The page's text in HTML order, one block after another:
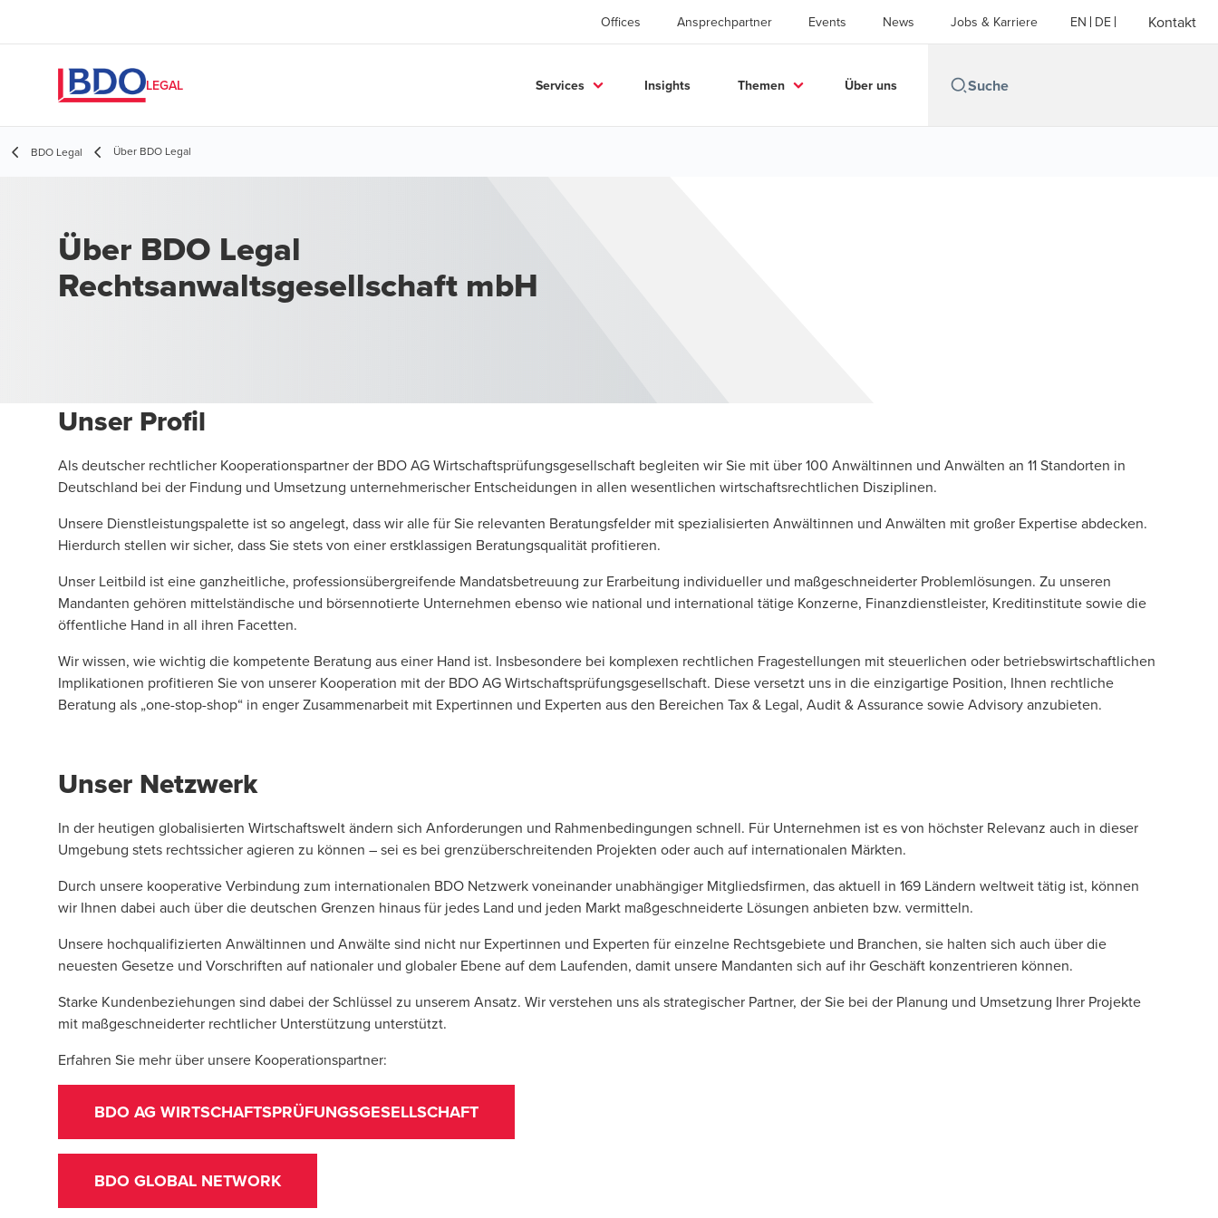
Offices Ansprechpartner Events News Jobs & Karriere EN DE Kontakt
LEGAL Services Insights Themen Über uns
BDO Legal Über BDO Legal
Über BDO Legal
Rechtsanwaltsgesellschaft mbH
Unser Profil
Als deutscher rechtlicher Kooperationspartner der BDO AG Wirtschaftsprüfungsgesellschaft begleiten wir Sie mit über 100 Anwältinnen und Anwälten an 11 Standorten in
Deutschland bei der Findung und Umsetzung unternehmerischer Entscheidungen in allen wesentlichen wirtschaftsrechtlichen Disziplinen.
Unsere Dienstleistungspalette ist so angelegt, dass wir alle für Sie relevanten Beratungsfelder mit spezialisierten Anwältinnen und Anwälten mit großer Expertise abdecken.
Hierdurch stellen wir sicher, dass Sie stets von einer erstklassigen Beratungsqualität profitieren.
Unser Leitbild ist eine ganzheitliche, professionsübergreifende Mandatsbetreuung zur Erarbeitung individueller und maßgeschneiderter Problemlösungen. Zu unseren
Mandanten gehören mittelständische und börsennotierte Unternehmen ebenso wie national und international tätige Konzerne, Finanzdienstleister, Kreditinstitute sowie die
öffentliche Hand in all ihren Facetten.
Wir wissen, wie wichtig die kompetente Beratung aus einer Hand ist. Insbesondere bei komplexen rechtlichen Fragestellungen mit steuerlichen oder betriebswirtschaftlichen
Implikationen profitieren Sie von unserer Kooperation mit der BDO AG Wirtschaftsprüfungsgesellschaft. Diese versetzt uns in die einzigartige Position, Ihnen rechtliche
Beratung als „one-stop-shop“ in enger Zusammenarbeit mit Expertinnen und Experten aus den Bereichen Tax & Legal, Audit & Assurance sowie Advisory anzubieten.
Unser Netzwerk
In der heutigen globalisierten Wirtschaftswelt ändern sich Anforderungen und Rahmenbedingungen schnell. Für Unternehmen ist es von höchster Relevanz auch in dieser
Umgebung stets rechtssicher agieren zu können – sei es bei grenzüberschreitenden Projekten oder auch auf internationalen Märkten.
Durch unsere kooperative Verbindung zum internationalen BDO Netzwerk voneinander unabhängiger Mitgliedsfirmen, das aktuell in 169 Ländern weltweit tätig ist, können
wir Ihnen dabei auch über die deutschen Grenzen hinaus für jedes Land und jeden Markt maßgeschneiderte Lösungen anbieten bzw. vermitteln.
Unsere hochqualifizierten Anwältinnen und Anwälte sind nicht nur Expertinnen und Experten für einzelne Rechtsgebiete und Branchen, sie halten sich auch über die
neuesten Gesetze und Vorschriften auf nationaler und globaler Ebene auf dem Laufenden, damit unsere Mandanten sich auf ihr Geschäft konzentrieren können.
Starke Kundenbeziehungen sind dabei der Schlüssel zu unserem Ansatz. Wir verstehen uns als strategischer Partner, der Sie bei der Planung und Umsetzung Ihrer Projekte
mit maßgeschneiderter rechtlicher Unterstützung unterstützt.
Erfahren Sie mehr über unsere Kooperationspartner:
BDO AG WIRTSCHAFTSPRÜFUNGSGESELLSCHAFT
BDO GLOBAL NETWORK